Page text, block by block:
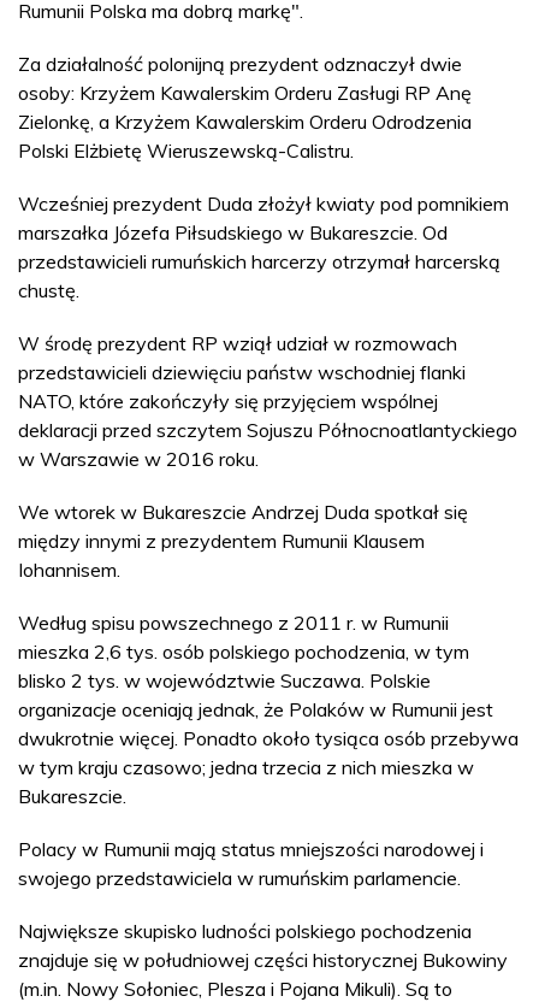
Rumunii Polska ma dobrą markę".
Za działalność polonijną prezydent odznaczył dwie
osoby: Krzyżem Kawalerskim Orderu Zasługi RP Anę
Zielonkę, a Krzyżem Kawalerskim Orderu Odrodzenia
Polski Elżbietę Wieruszewską-Calistru.
Wcześniej prezydent Duda złożył kwiaty pod pomnikiem
marszałka Józefa Piłsudskiego w Bukareszcie. Od
przedstawicieli rumuńskich harcerzy otrzymał harcerską
chustę.
W środę prezydent RP wziął udział w rozmowach
przedstawicieli dziewięciu państw wschodniej flanki
NATO, które zakończyły się przyjęciem wspólnej
deklaracji przed szczytem Sojuszu Północnoatlantyckiego
w Warszawie w 2016 roku.
We wtorek w Bukareszcie Andrzej Duda spotkał się
między innymi z prezydentem Rumunii Klausem
Iohannisem.
Według spisu powszechnego z 2011 r. w Rumunii
mieszka 2,6 tys. osób polskiego pochodzenia, w tym
blisko 2 tys. w województwie Suczawa. Polskie
organizacje oceniają jednak, że Polaków w Rumunii jest
dwukrotnie więcej. Ponadto około tysiąca osób przebywa
w tym kraju czasowo; jedna trzecia z nich mieszka w
Bukareszcie.
Polacy w Rumunii mają status mniejszości narodowej i
swojego przedstawiciela w rumuńskim parlamencie.
Największe skupisko ludności polskiego pochodzenia
znajduje się w południowej części historycznej Bukowiny
(m.in. Nowy Sołoniec, Plesza i Pojana Mikuli). Są to